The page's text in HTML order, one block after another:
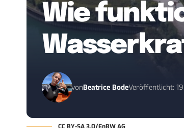
Wie
vonBeatrice BodeVeröffentlicht: